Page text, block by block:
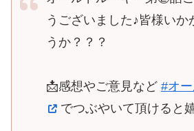
うございました♪皆様いか
うか？？？
📩感想やご意見など #オ
でつぶやいて頂けると